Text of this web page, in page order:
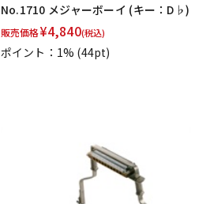
No.1710 メジャーボーイ (キー：D♭)
販売価格¥4,840(税込)
ポイント：1% (44pt)